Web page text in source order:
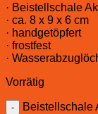
· Beistellschale
· ca. 8 x 9 x 6 cm
· handgetöpfert
· frostfest
·
Vorrätig
Beistellschale